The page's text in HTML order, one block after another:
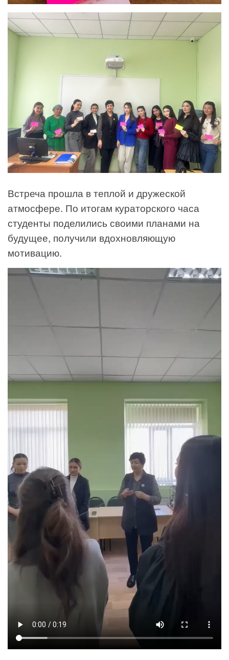
Встреча прошла в теплой и дружеской
атмосфере. По итогам кураторского часа
студенты поделились своими планами на
будущее, получили вдохновляющую
мотивацию.